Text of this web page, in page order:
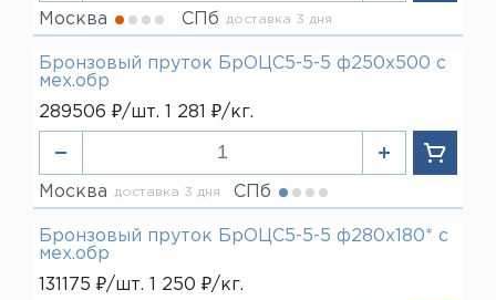
Москва СПб доставка 3 дня
Бронзовый пруток БрОЦС5-5-5 ф250х500 с
мех.обр
289506 ₽/шт. 1 281 ₽/кг.
Москва доставка 3 дня СПб
Бронзовый пруток БрОЦС5-5-5 ф280х180* с
мех.обр
131175 ₽/шт. 1 250 ₽/кг.